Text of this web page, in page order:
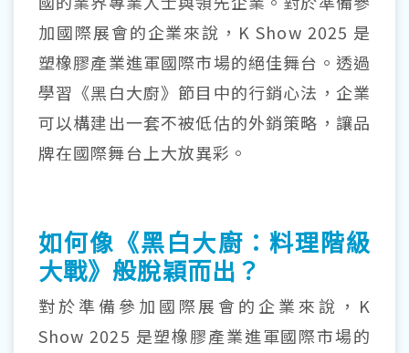
加國際展會的企業來說，K Show 2025 是
塑橡膠產業進軍國際市場的絕佳舞台。透過
學習《黑白大廚》節目中的行銷心法，企業
可以構建出一套不被低估的外銷策略，讓品
牌在國際舞台上大放異彩。
如何像《黑白大廚：料理階級
大戰》般脫穎而出？
對於準備參加國際展會的企業來說，K
Show 2025 是塑橡膠產業進軍國際市場的